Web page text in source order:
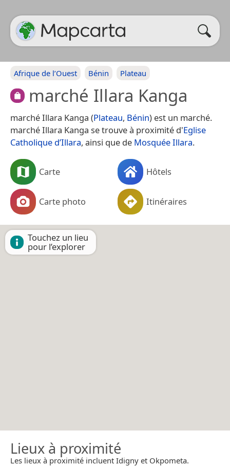
Afrique de l’Ouest Bénin Plateau
marché Illara Kanga
marché Illara Kanga (Plateau, Bénin) est un marché.
marché Illara Kanga se trouve à proximité d'Eglise
Catholique d’Illara, ainsi que de Mosquée Illara.
Carte Hôtels
Carte photo Itinéraires
Touchez un lieu
pour l’explorer
Lieux à proximité
Les lieux à proximité incluent Idigny et Okpometa.